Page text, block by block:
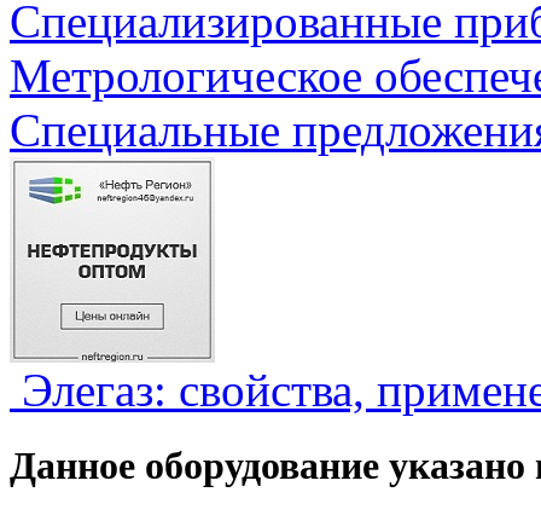
Специализированные
Метрологическое
Специальные
Элегаз: свойства,
Данное оборудование